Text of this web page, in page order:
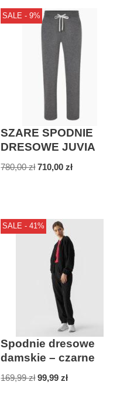
SALE - 9%
SZARE SPODNIE
DRESOWE JUVIA
780,00zł 710,00zł
SALE - 41%
Spodnie dresowe
damskie – czarne
169,99zł 99,99zł